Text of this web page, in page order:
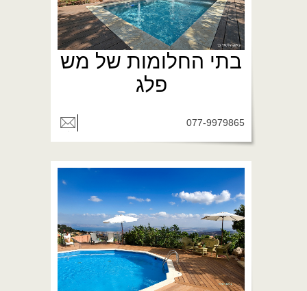
בתי החלומות של מש
פלג
077-9979865